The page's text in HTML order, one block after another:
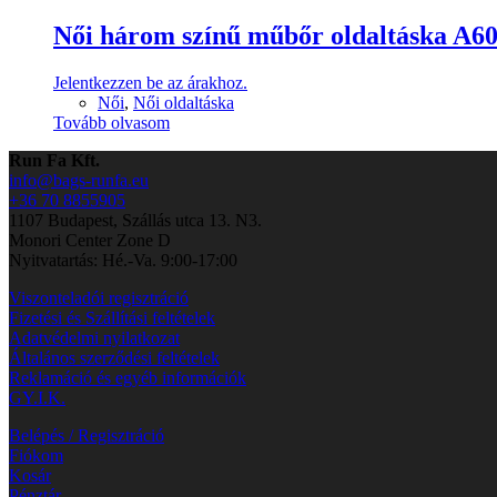
Női három színű műbőr oldaltáska
Jelentkezzen be az árakhoz.
Női, Női oldaltáska
Tovább olvasom
Run Fa Kft.
info@bags-runfa.eu
+36 70 8855905
1107 Budapest, Szállás utca 13. N3.
Monori Center Zone D
Nyitvatartás: Hé.-Va. 9:00-17:00
Viszonteladói regisztráció
Fizetési és Szállítási feltételek
Adatvédelmi nyilatkozat
Általános szerződési feltételek
Reklamáció és egyéb információk
GY.I.K.
Belépés / Regisztráció
Fiókom
Kosár